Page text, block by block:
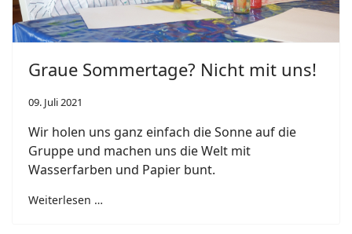
Graue Sommertage? Nicht mit uns!
09. Juli 2021
Wir holen uns ganz einfach die Sonne auf die
Gruppe und machen uns die Welt mit
Wasserfarben und Papier bunt.
Weiterlesen …